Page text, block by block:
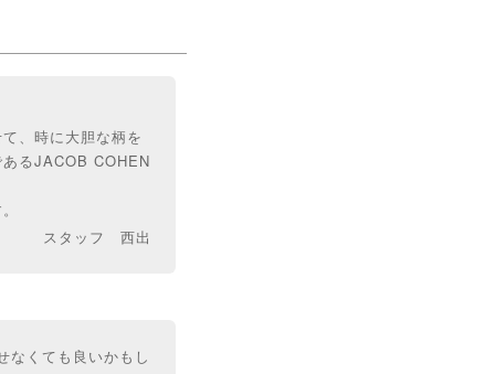
、時に大胆な柄を
るJACOB COHEN
スタッフ 西出
なくても良いかもし